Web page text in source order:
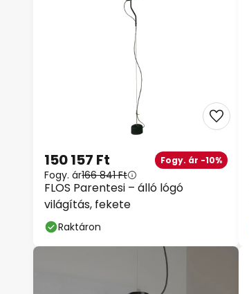
FLOS Parentesi – álló lógó
világítás, fekete
150 157 Ft Fogy. ár -10%
Fogy. ár166 841 Ft
Raktáron